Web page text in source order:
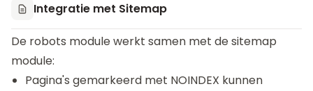
Integratie met Sitemap
De robots module werkt samen met de sitemap
module:
Pagina's gemarkeerd met NOINDEX kunnen